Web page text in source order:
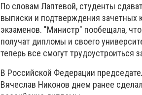
По словам Лаптевой, студенты
выписки и подтверждения зачетных
экзаменов. "Министр" пообещала,
получат дипломы и своего
теперь все смогут трудоустроиться
В Российской Федерации
Вячеслав Никонов днем ранее